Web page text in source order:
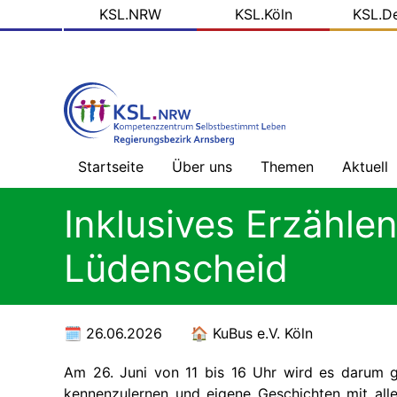
zum
KSLKSL.NRW KSL.Köln
Startseite Über uns
Willkommen
Prinzipien
unserer
Arbeit
Das
tun
Themen
ohne
Barrieren
Mehr
Geld
was
Recht
Aktuell
-
Übersicht
Medien
Inklusives
Lüdenscheid
26.06.2026 KuBus e.V. Köln
Am 26. Juni von 11 bis 16 Uhr wird es darum